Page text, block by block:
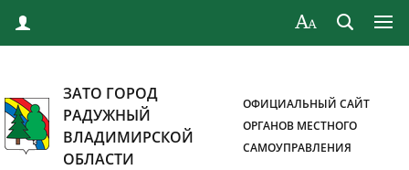
ЗАТО ГОРОД
РАДУЖНЫЙ
ВЛАДИМИРСКОЙ
ОБЛАСТИ
ОФИЦИАЛЬНЫЙ САЙТ
ОРГАНОВ МЕСТНОГО
САМОУПРАВЛЕНИЯ